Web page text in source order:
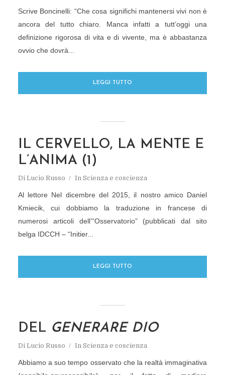
Scrive Boncinelli: “Che cosa significhi mantenersi vivi non è
ancora del tutto chiaro. Manca infatti a tutt’oggi una
definizione rigorosa di vita e di vivente, ma è abbastanza
ovvio che dovrà...
LEGGI TUTTO
IL CERVELLO, LA MENTE E
L’ANIMA (1)
Di Lucio Russo In Scienza e coscienza
Al lettore Nel dicembre del 2015, il nostro amico Daniel
Kmiecik, cui dobbiamo la traduzione in francese di
numerosi articoli dell’“Osservatorio” (pubblicati dal sito
belga IDCCH – “Initier...
LEGGI TUTTO
DEL GENERARE DIO
Di Lucio Russo In Scienza e coscienza
Abbiamo a suo tempo osservato che la realtà immaginativa